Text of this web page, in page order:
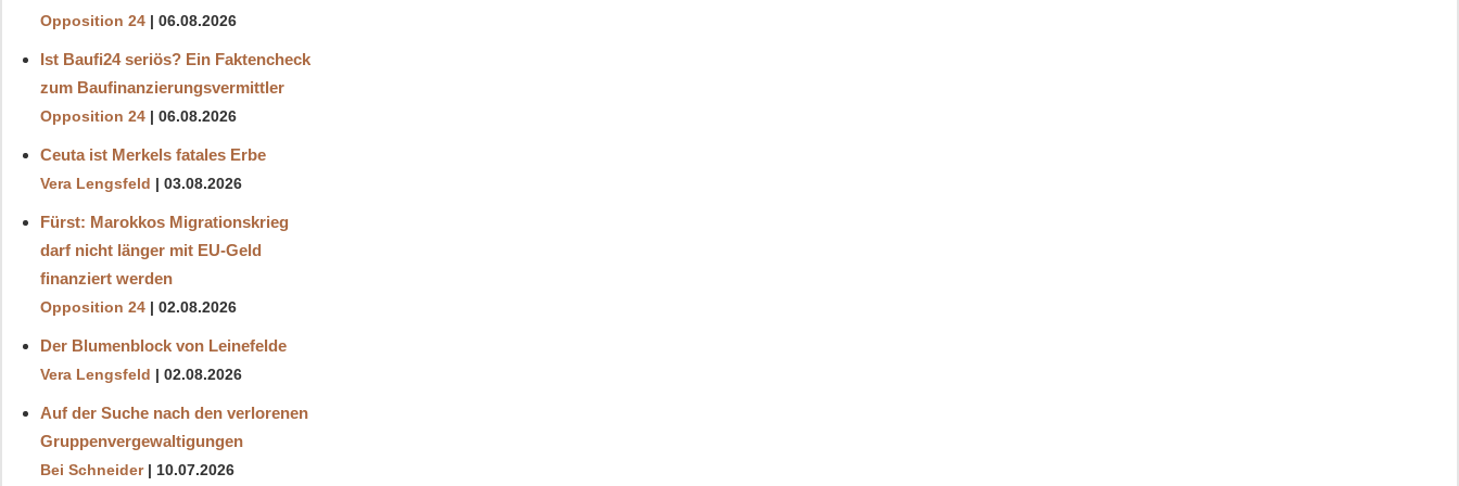
Opposition 24 06.08.2026
Ist Baufi24 seriös? Ein Faktencheck
zum Baufinanzierungsvermittler
Opposition 24 06.08.2026
Ceuta ist Merkels fatales Erbe
Vera Lengsfeld 03.08.2026
Fürst: Marokkos Migrationskrieg
darf nicht länger mit EU-Geld
finanziert werden
Opposition 24 02.08.2026
Der Blumenblock von Leinefelde
Vera Lengsfeld 02.08.2026
Auf der Suche nach den verlorenen
Gruppenvergewaltigungen
Bei Schneider 10.07.2026